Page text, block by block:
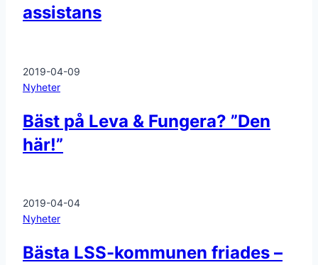
assistans
2019-04-09
Nyheter
Bäst på Leva & Fungera? ”Den
här!”
2019-04-04
Nyheter
Bästa LSS-kommunen friades –